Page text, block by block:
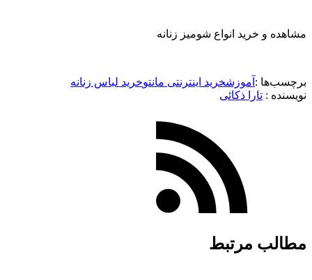
مشاهده و خرید انواع شومیز زنانه
برچسب‌ها : آموزشخرید اینترنتی مانتوخرید لباس زنانه
نویسنده :‌ تارا ذکائی
مطالب مرتبط